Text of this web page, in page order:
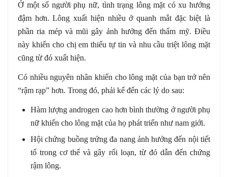
Ở một số người phụ nữ, tình trạng lông mặt có xu hướng
đậm hơn. Lông xuất hiện nhiều ở quanh mắt đặc biệt là
phần ria mép và mũi gây ảnh hưởng đến thẩm mỹ. Điều
này khiến cho chị em thiếu tự tin và nhu cầu triệt lông mặt
cũng từ đó xuất hiện.
Có nhiều nguyên nhân khiến cho lông mặt của bạn trở nên
“rậm rạp” hơn. Trong đó, phải kể đến các lý do sau:
Hàm lượng androgen cao hơn bình thường ở người phụ
nữ khiến cho lông mặt của họ phát triển như nam giới.
Hội chứng buồng trứng đa nang ảnh hưởng đến nội tiết
tố trong cơ thể và gây rối loạn, từ đó dẫn đến chứng
rậm lông.